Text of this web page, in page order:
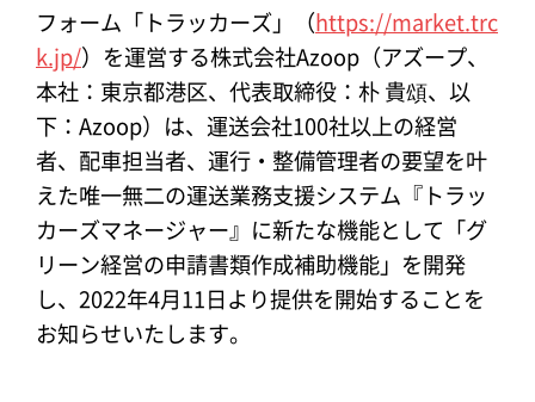
フォーム「トラッカーズ」（ https://market.trc
k.jp/）を運営する株式会社Azoop（アズープ、
本社：東京都港区、代表取締役：朴 貴頌、以
下：Azoop）は、運送会社100社以上の経営
者、配車担当者、運行・整備管理者の要望を叶
えた唯一無二の運送業務支援システム『トラッ
カーズマネージャー』に新たな機能として「グ
リーン経営の申請書類作成補助機能」を開発
し、2022年4月11日より提供を開始することを
お知らせいたします。